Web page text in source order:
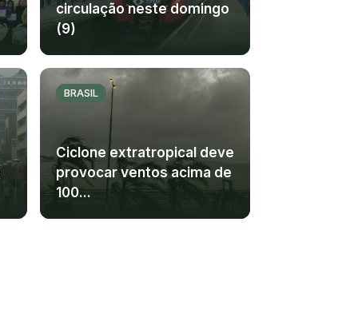
circulação neste domingo
(9)
BRASIL
Ciclone extratropical deve
provocar ventos acima de
100...